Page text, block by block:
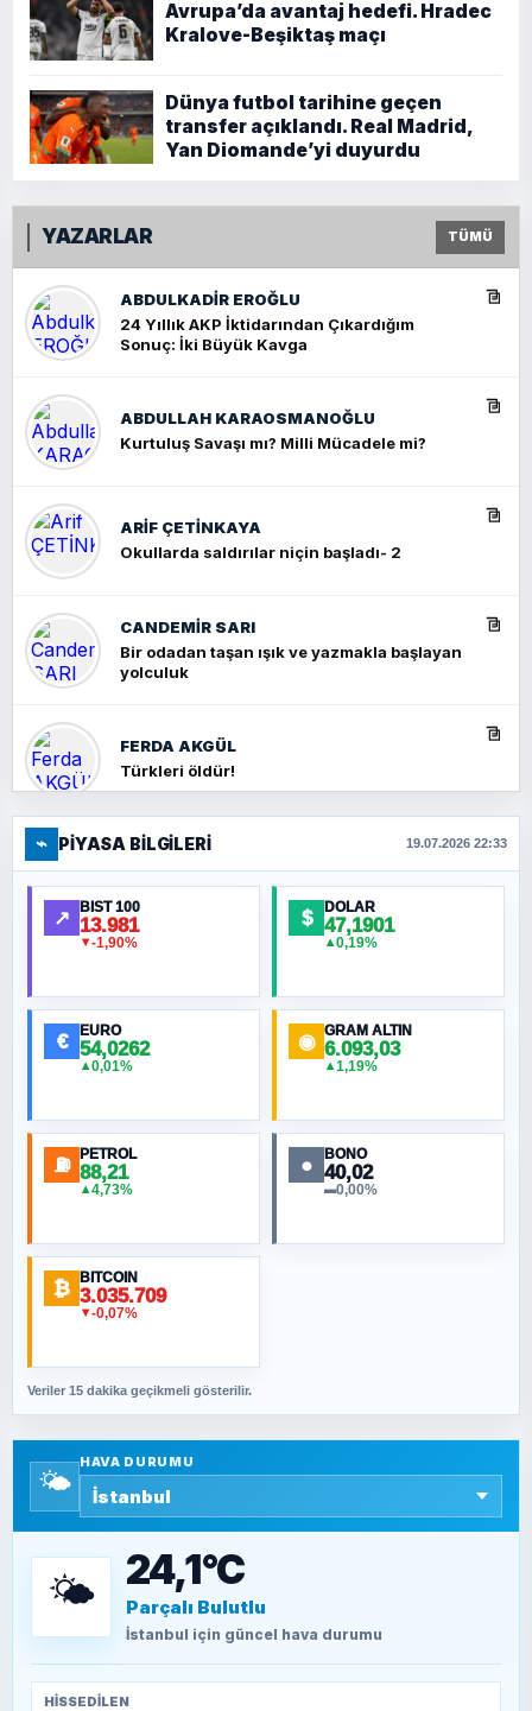
Avrupa’da avantaj hedefi. Hradec
Kralove-Beşiktaş maçı
Dünya futbol tarihine geçen
transfer açıklandı. Real Madrid,
Yan Diomande’yi duyurdu
YAZARLAR TÜMÜ
ABDULKADIR EROĞLU
24 Yıllık AKP İktidarından Çıkardığım
Sonuç: İki Büyük Kavga
ABDULLAH KARAOSMANOĞLU
Kurtuluş Savaşı mı? Milli Mücadele mi?
ARIF ÇETİNKAYA
Okullarda saldırılar niçin başladı- 2
CANDEMIR SARI
Bir odadan taşan ışık ve yazmakla başlayan
yolculuk
FERDA AKGÜL
Türkleri öldür!
FERHAT BÜYÜKKALKAN
Ankara Zirvesi: NATO Toplantısı mı, Yeni
Ortadoğu Haritasının Provası mı?
MURAT ÖZKAN
NURETTIN BÖLÜK
ORHAN KILIÇOĞLU
Fahişeye beyinli bir müstevli alçağına
SAVAŞ ŞAHİN
SEYFULLAH ÇİÇEK
TEOMAN ALPASLAN
Kütahya-Eskişehir Muharebeleri (10-24
⌁ PIYASA BILGILERI 19.07.2026 22:33
↗ BIST 100
13.981
▼-1,90%
$ DOLAR
47,1901
▲0,19%
€ EURO
54,0262
▲0,01%
◉ GRAM ALTIN
6.093,03
▲1,19%
⛽ PETROL
88,21
▲4,73%
● BONO
40,02
▬0,00%
₿ BITCOIN
3.035.709
▼-0,07%
Veriler 15 dakika geçikmeli gösterilir.
🌤️
HAVA DURUMU
🌤️ 24,1°C
Parçalı Bulutlu
İstanbul için güncel hava durumu
HISSEDILEN